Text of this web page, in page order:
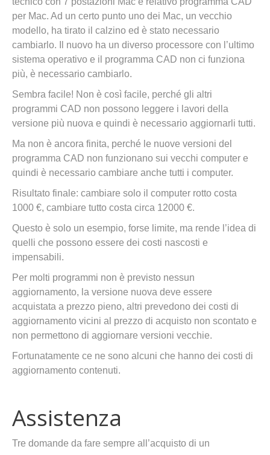
per Mac. Ad un certo punto uno dei Mac, un vecchio
modello, ha tirato il calzino ed è stato necessario
cambiarlo. Il nuovo ha un diverso processore con l’ultimo
sistema operativo e il programma CAD non ci funziona
più, è necessario cambiarlo.
Sembra facile! Non è così facile, perché gli altri
programmi CAD non possono leggere i lavori della
versione più nuova e quindi è necessario aggiornarli tutti.
Ma non è ancora finita, perché le nuove versioni del
programma CAD non funzionano sui vecchi computer e
quindi è necessario cambiare anche tutti i computer.
Risultato finale: cambiare solo il computer rotto costa
1000 €, cambiare tutto costa circa 12000 €.
Questo è solo un esempio, forse limite, ma rende l’idea di
quelli che possono essere dei costi nascosti e
impensabili.
Per molti programmi non è previsto nessun
aggiornamento, la versione nuova deve essere
acquistata a prezzo pieno, altri prevedono dei costi di
aggiornamento vicini al prezzo di acquisto non scontato e
non permettono di aggiornare versioni vecchie.
Fortunatamente ce ne sono alcuni che hanno dei costi di
aggiornamento contenuti.
Assistenza
Tre domande da fare sempre all’acquisto di un